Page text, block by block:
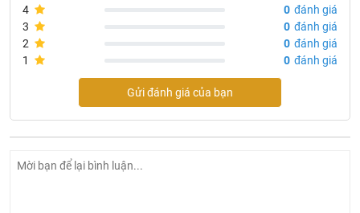
4
0 đánh giá
3
0 đánh giá
2
0 đánh giá
1
0 đánh giá
Gửi đánh giá của bạn